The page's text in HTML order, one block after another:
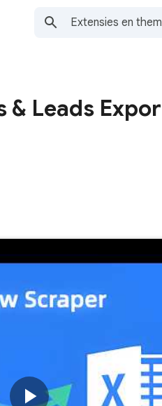
& Leads